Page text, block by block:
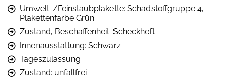
Umwelt-/Feinstaubplakette: Schadstoffgruppe 4,
Plakettenfarbe Grün
Zustand, Beschaffenheit: Scheckheft
Innenausstattung: Schwarz
Tageszulassung
Zustand: unfallfrei